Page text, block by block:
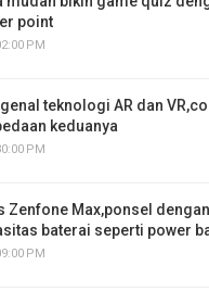
point
PM
teknologi AR dan
keduanya
PM
Zenfone Max,ponsel
baterai seperti power
PM